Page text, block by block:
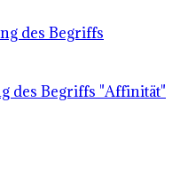
des Begriffs
des Begriffs "Affinität"